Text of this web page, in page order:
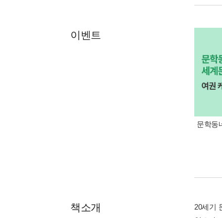
이벤트
문학동
책소개
20세기